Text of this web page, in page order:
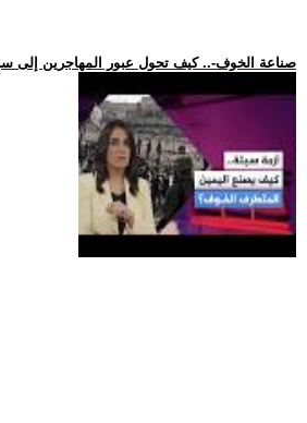
.. -صناعة الخوف-.. كيف تحول عبور المهاجرين إلى